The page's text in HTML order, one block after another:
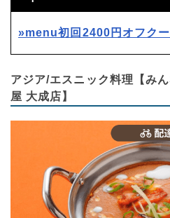
»menu初回2400円オフク
アジア/エスニック料理【み
屋 大成店】